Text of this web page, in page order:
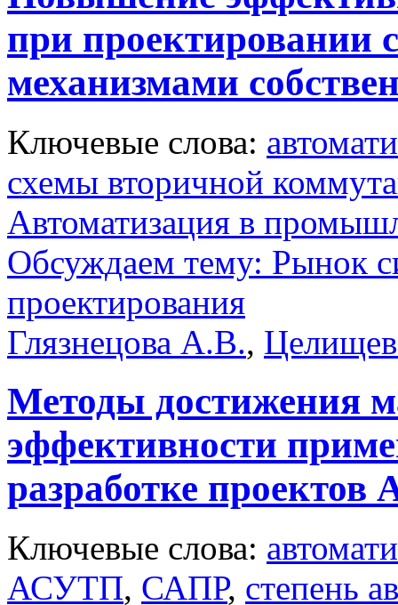
при проектировании
механизмами
Ключевые слова:
схемы вторичной
Автоматизация в
Обсуждаем тему: Рынок
проектирования
Глязнецова А.В.,
Методы достижения
эффективности
разработке
Ключевые слова:
АСУТП, САПР, степень